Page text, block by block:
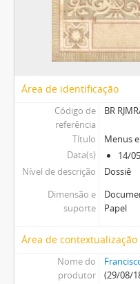
Área de identificação
Código de
referência
BR
Título
Menus
Data(s)
14/
Nível de descrição
Dossiê
Dimensão e
suporte
Papel
Área de contextualização
Nome do
produtor
(29/08/